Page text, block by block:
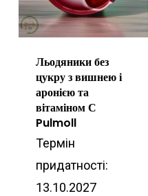
Льодяники без
цукру з вишнею і
аронією та
вітаміном С
Pulmoll
Термін
придатності:
13.10.2027